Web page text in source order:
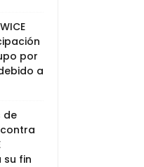
por
a
de
su fin